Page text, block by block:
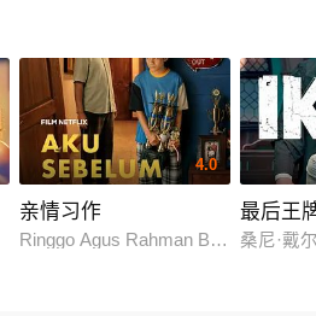
利·德莱昂
4.0
亲情习作
Ringgo Agus Rahman Bima Sena
最后王
桑尼·戴